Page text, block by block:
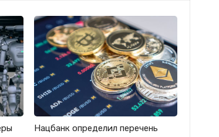
Нацбанк определил перечень